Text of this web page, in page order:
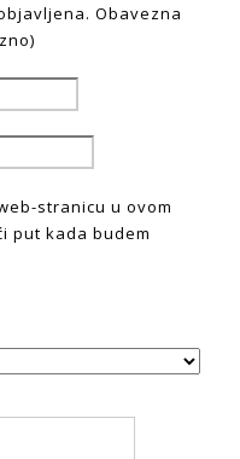
Obavezna
stranicu u ovom
put kada budem